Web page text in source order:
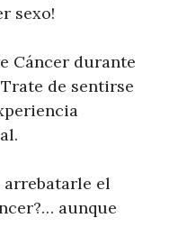
sexo!
Cáncer durante
de sentirse
arrebatarle el
aunque